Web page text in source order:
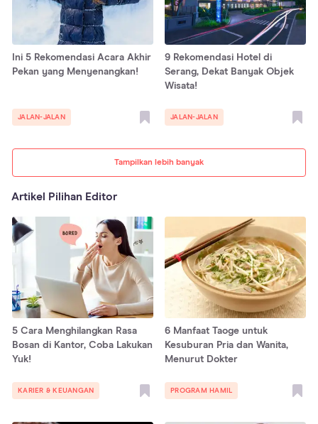
Tampilkan lebih banyak
Ini 5 Rekomendasi Acara Akhir
Pekan yang Menyenangkan!
JALAN-JALAN
9 Rekomendasi Hotel di
Serang, Dekat Banyak Objek
Wisata!
JALAN-JALAN
Artikel Pilihan Editor
5 Cara Menghilangkan Rasa
Bosan di Kantor, Coba Lakukan
Yuk!
KARIER & KEUANGAN
6 Manfaat Taoge untuk
Kesuburan Pria dan Wanita,
Menurut Dokter
PROGRAM HAMIL